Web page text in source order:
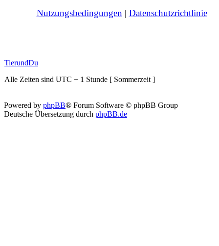
Nutzungsbedingungen | Datenschutzrichtlinie
TierundDu
Alle Zeiten sind UTC + 1 Stunde [ Sommerzeit ]
Powered by phpBB® Forum Software © phpBB Group
Deutsche Übersetzung durch phpBB.de